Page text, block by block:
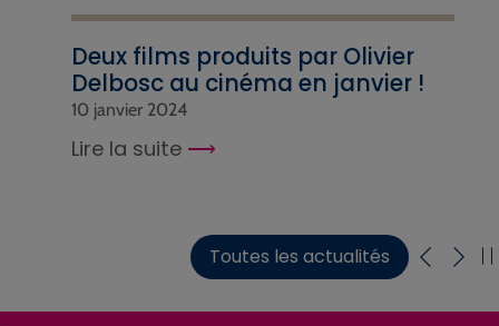
Deux films produits par Olivier
Delbosc au cinéma en janvier !
10 janvier 2024
Lire la suite
Toutes les actualités